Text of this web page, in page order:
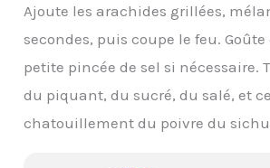
Ajoute les arachides grillées,
secondes, puis coupe le feu.
petite pincée de sel si nécessaire.
du piquant, du sucré, du salé, et
chatouillement du poivre du